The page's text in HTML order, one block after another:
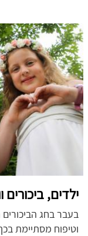
ילדים, ביכורים
בעבר בחג
וטיפוח מסתיימת